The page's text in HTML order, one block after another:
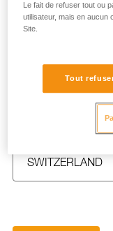
Le fait de refuser tout ou
utilisateur, mais en aucun
Site.
Tout